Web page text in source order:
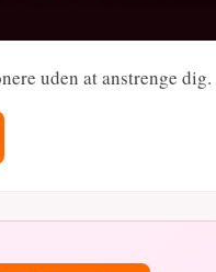
uden at anstrenge dig.